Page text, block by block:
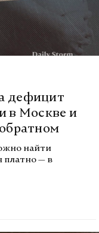
дефицит
в Москве и
найти
платно — в